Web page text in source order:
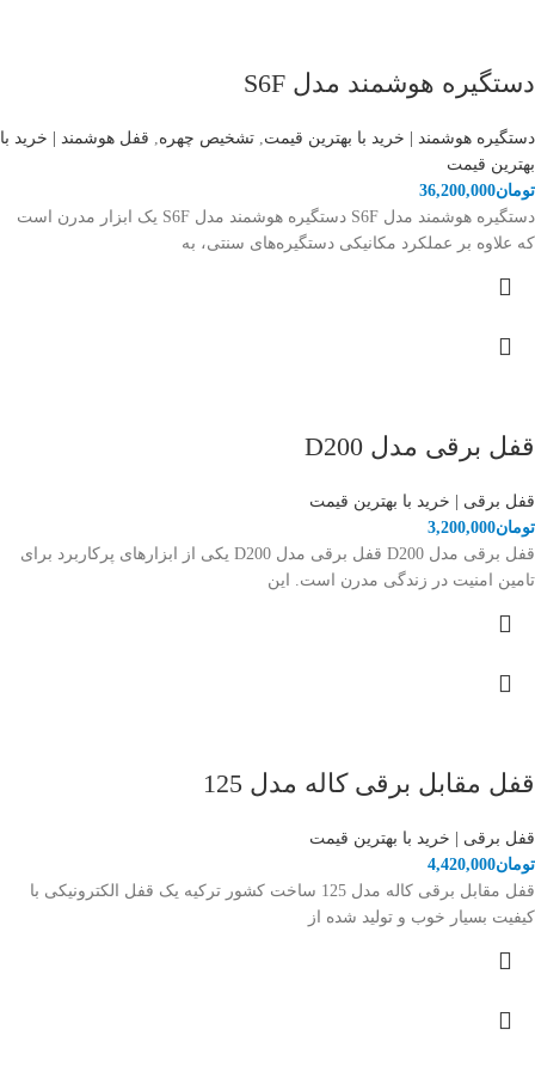
دستگیره هوشمند مدل S6F
دستگیره هوشمند | خرید با بهترین قیمت, تشخیص چهره, قفل هوشمند | خرید با
بهترین قیمت
تومان36,200,000
دستگیره هوشمند مدل S6F دستگیره هوشمند مدل S6F یک ابزار مدرن است
که علاوه بر عملکرد مکانیکی دستگیره‌های سنتی، به
قفل برقی مدل D200
قفل برقی | خرید با بهترین قیمت
تومان3,200,000
قفل برقی مدل D200 قفل برقی مدل D200 یکی از ابزارهای پرکاربرد برای
تامین امنیت در زندگی مدرن است. این
قفل مقابل برقی کاله مدل 125
قفل برقی | خرید با بهترین قیمت
تومان4,420,000
قفل مقابل برقی کاله مدل 125 ساخت کشور ترکیه یک قفل الکترونیکی با
کیفیت بسیار خوب و تولید شده از